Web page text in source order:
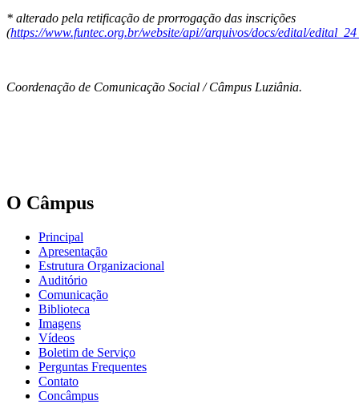
* alterado pela retificação de prorrogação das inscrições
(https://www.funtec.org.br/website/api//arquivos/docs/edital/
Coordenação de Comunicação Social / Câmpus Luziânia.
O Câmpus
Principal
Apresentação
Estrutura Organizacional
Auditório
Comunicação
Biblioteca
Imagens
Vídeos
Boletim de Serviço
Perguntas Frequentes
Contato
Concâmpus